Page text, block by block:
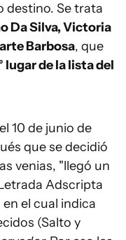
destino. Se trata
Da Silva, Victoria
Barbosa, que
lugar de la lista del
10 de junio de
que se decidió
venias, "llegó un
Adscripta
el cual indica
(Salto y